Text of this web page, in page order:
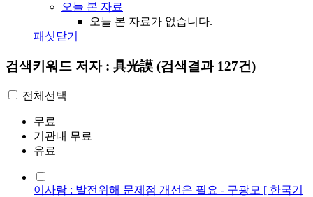
오늘 본 자료
오늘 본 자료가 없습니다.
패싯닫기
검색키워드 저자 : 具光謨 (검색결과 127건)
전체선택
무료
기관내 무료
유료
이사람 : 발전위해 문제점 개선은 필요 - 구광모 [ 한국기